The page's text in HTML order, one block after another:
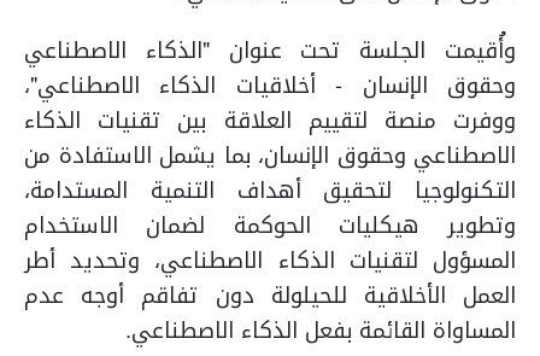
وأُقيمت الجلسة تحت عنوان "الذكاء الاصطناعي
وحقوق الإنسان - أخلاقيات الذكاء الاصطناعي"،
ووفرت منصة لتقييم العلاقة بين تقنيات الذكاء
الاصطناعي وحقوق الإنسان، بما يشمل الاستفادة من
التكنولوجيا لتحقيق أهداف التنمية المستدامة،
وتطوير هيكليات الحوكمة لضمان الاستخدام
المسؤول لتقنيات الذكاء الاصطناعي، وتحديد أطر
العمل الأخلاقية للحيلولة دون تفاقم أوجه عدم
المساواة القائمة بفعل الذكاء الاصطناعي.